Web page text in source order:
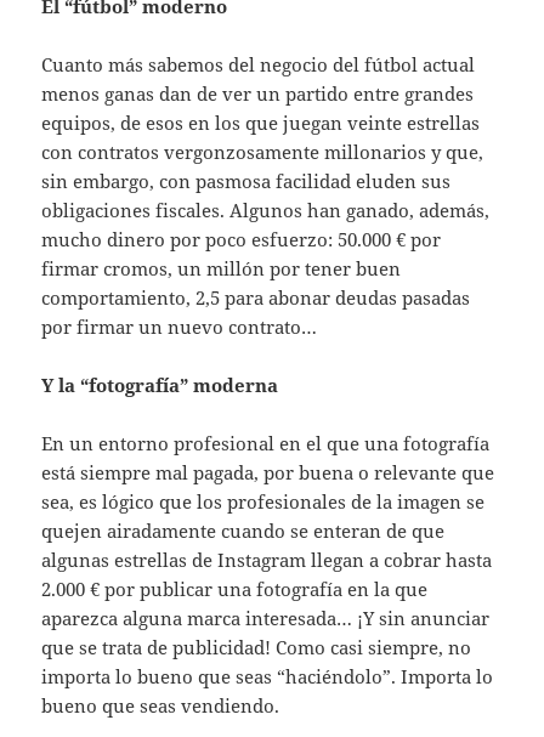
El “fútbol” moderno
Cuanto más sabemos del negocio del fútbol actual
menos ganas dan de ver un partido entre grandes
equipos, de esos en los que juegan veinte estrellas
con contratos vergonzosamente millonarios y que,
sin embargo, con pasmosa facilidad eluden sus
obligaciones fiscales. Algunos han ganado, además,
mucho dinero por poco esfuerzo: 50.000 € por
firmar cromos, un millón por tener buen
comportamiento, 2,5 para abonar deudas pasadas
por firmar un nuevo contrato…
Y la “fotografía” moderna
En un entorno profesional en el que una fotografía
está siempre mal pagada, por buena o relevante que
sea, es lógico que los profesionales de la imagen se
quejen airadamente cuando se enteran de que
algunas estrellas de Instagram llegan a cobrar hasta
2.000 € por publicar una fotografía en la que
aparezca alguna marca interesada… ¡Y sin anunciar
que se trata de publicidad! Como casi siempre, no
importa lo bueno que seas “haciéndolo”. Importa lo
bueno que seas vendiendo.